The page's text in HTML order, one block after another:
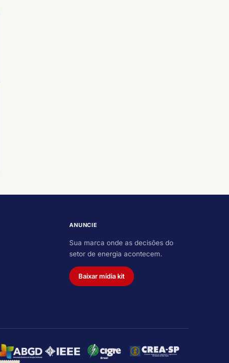
ANUNCIE
Sua marca onde as decisões do
setor de energia acontecem.
Baixar mídia kit